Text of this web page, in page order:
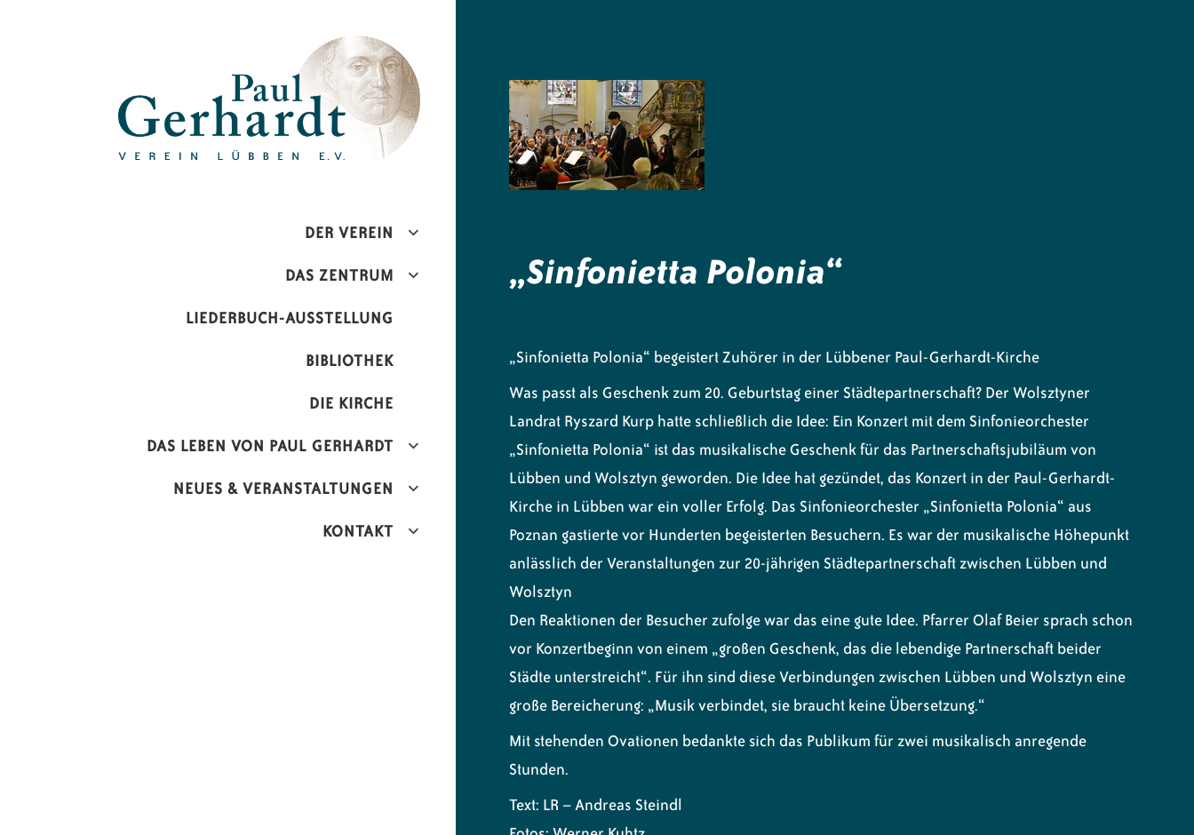
Paul-Gerhardt-Verein Lübben e.V.
DER VEREIN
DAS ZENTRUM
LIEDERBUCH-AUSSTELLUNG
BIBLIOTHEK
DIE KIRCHE
DAS LEBEN VON PAUL GERHARDT
NEUES & VERANSTALTUNGEN
KONTAKT
„Sinfonietta Polonia“
„Sinfonietta Polonia“ begeistert Zuhörer in der Lübbener Paul-Gerhardt-Kirche
Was passt als Geschenk zum 20. Geburtstag einer Städtepartnerschaft? Der Wolsztyner
Landrat Ryszard Kurp hatte schließlich die Idee: Ein Konzert mit dem Sinfonieorchester
„Sinfonietta Polonia“ ist das musikalische Geschenk für das Partnerschaftsjubiläum von
Lübben und Wolsztyn geworden. Die Idee hat gezündet, das Konzert in der Paul-Gerhardt-
Kirche in Lübben war ein voller Erfolg. Das Sinfonieorchester „Sinfonietta Polonia“ aus
Poznan gastierte vor Hunderten begeisterten Besuchern. Es war der musikalische Höhepunkt
anlässlich der Veranstaltungen zur 20-jährigen Städtepartnerschaft zwischen Lübben und
Wolsztyn
Den Reaktionen der Besucher zufolge war das eine gute Idee. Pfarrer Olaf Beier sprach schon
vor Konzertbeginn von einem „großen Geschenk, das die lebendige Partnerschaft beider
Städte unterstreicht“. Für ihn sind diese Verbindungen zwischen Lübben und Wolsztyn eine
große Bereicherung: „Musik verbindet, sie braucht keine Übersetzung.“
Mit stehenden Ovationen bedankte sich das Publikum für zwei musikalisch anregende
Stunden.
Text: LR – Andreas Steindl